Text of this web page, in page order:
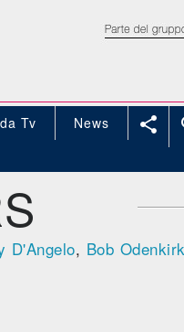
Tv News 
D'Angelo, Bob Odenkirk